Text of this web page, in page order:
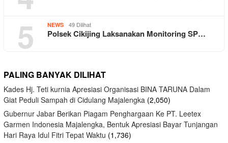
5 NEWS 49 Dilihat
Polsek Cikijing Laksanakan Monitoring SP…
PALING BANYAK DILIHAT
Kades Hj. Teti kurnia Apresiasi Organisasi BINA TARUNA Dalam
Giat Peduli Sampah di Cidulang Majalengka (2,050)
Gubernur Jabar Berikan Piagam Penghargaan Ke PT. Leetex
Garmen Indonesia Majalengka, Bentuk Apresiasi Bayar Tunjangan
Hari Raya Idul Fitri Tepat Waktu (1,736)